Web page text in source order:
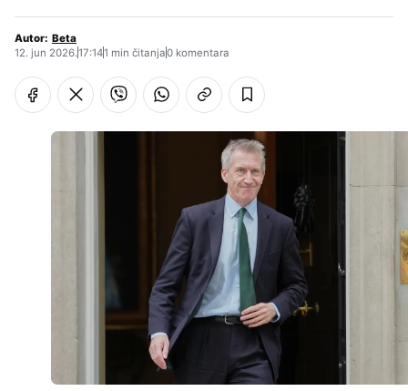
Autor: Beta
12. jun 2026.17:141 min čitanja0 komentara